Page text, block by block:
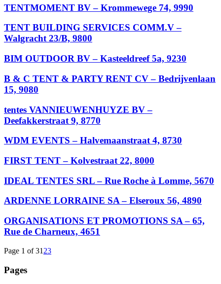
TENTMOMENT BV – Krommewege 74, 9990
TENT BUILDING SERVICES COMM.V –
Walgracht 23/B, 9800
BIM OUTDOOR BV – Kasteeldreef 5a, 9230
B & C TENT & PARTY RENT CV – Bedrijvenlaan
15, 9080
tentes VANNIEUWENHUYZE BV –
Deefakkerstraat 9, 8770
WDM EVENTS – Halvemaanstraat 4, 8730
FIRST TENT – Kolvestraat 22, 8000
IDEAL TENTES SRL – Rue Roche à Lomme, 5670
ARDENNE LORRAINE SA – Elseroux 56, 4890
ORGANISATIONS ET PROMOTIONS SA – 65,
Rue de Charneux, 4651
Page 1 of 31 23
Pages